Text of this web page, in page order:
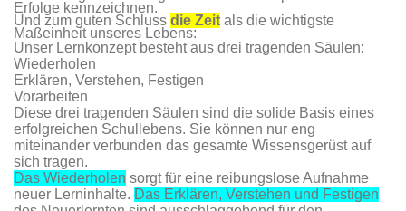
Erfolge kennzeichnen.
Und zum guten Schluss die Zeit als die wichtigste
Maßeinheit unseres Lebens:
Unser Lernkonzept besteht aus drei tragenden Säulen:
Wiederholen
Erklären, Verstehen, Festigen
Vorarbeiten
Diese drei tragenden Säulen sind die solide Basis eines
erfolgreichen Schullebens. Sie können nur eng
miteinander verbunden das gesamte Wissensgerüst auf
sich tragen.
Das Wiederholen sorgt für eine reibungslose Aufnahme
neuer Lerninhalte. Das Erklären, Verstehen und Festigen